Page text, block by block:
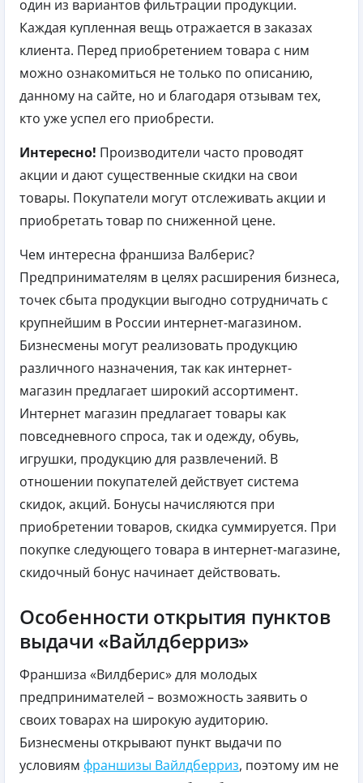
один из вариантов фильтрации продукции.
Каждая купленная вещь отражается в заказах
клиента. Перед приобретением товара с ним
можно ознакомиться не только по описанию,
данному на сайте, но и благодаря отзывам тех,
кто уже успел его приобрести.
Интересно! Производители часто проводят
акции и дают существенные скидки на свои
товары. Покупатели могут отслеживать акции и
приобретать товар по сниженной цене.
Чем интересна франшиза Валберис?
Предпринимателям в целях расширения бизнеса,
точек сбыта продукции выгодно сотрудничать с
крупнейшим в России интернет-магазином.
Бизнесмены могут реализовать продукцию
различного назначения, так как интернет-
магазин предлагает широкий ассортимент.
Интернет магазин предлагает товары как
повседневного спроса, так и одежду, обувь,
игрушки, продукцию для развлечений. В
отношении покупателей действует система
скидок, акций. Бонусы начисляются при
приобретении товаров, скидка суммируется. При
покупке следующего товара в интернет-магазине,
скидочный бонус начинает действовать.
Особенности открытия пунктов
выдачи «Вайлдберриз»
Франшиза «Вилдберис» для молодых
предпринимателей – возможность заявить о
своих товарах на широкую аудиторию.
Бизнесмены открывают пункт выдачи по
условиям франшизы Вайлдберриз, поэтому им не